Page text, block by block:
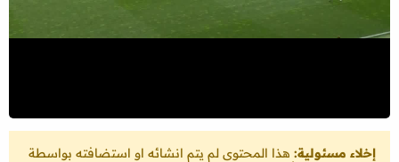
إخلاء مسئولية: هذا المحتوى لم يتم انشائه او استضافته بواسطة